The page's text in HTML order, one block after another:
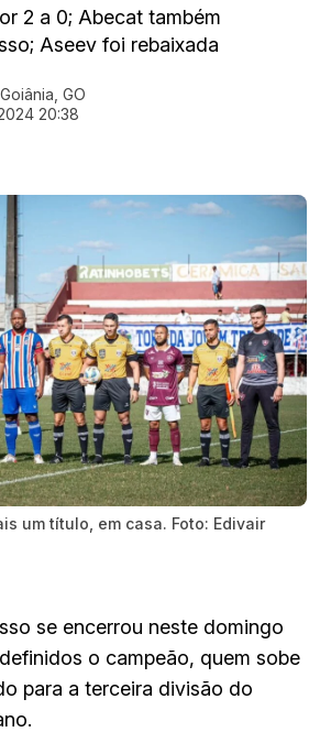
2 a 0; Abecat também
Aseev foi rebaixada
GO
20:38
um título, em casa. Foto: Edivair
se encerrou neste domingo
o campeão, quem sobe
para a terceira divisão do